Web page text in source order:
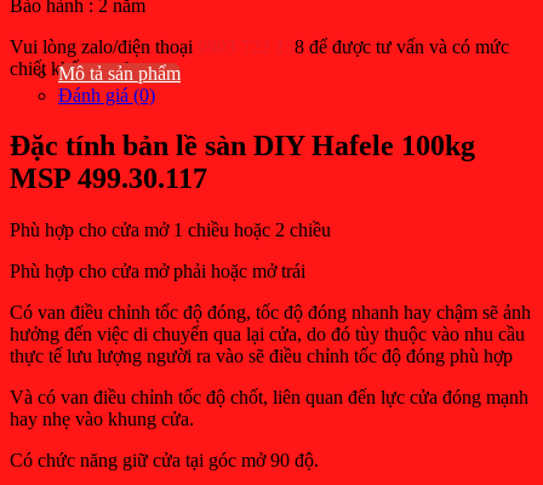
lượng
Bảo hành : 2 năm
Vui lòng zalo/điện thoại
8 để được tư vấn và có mức
chiết khấu cao hơn
Mô tả sản phẩm
Đánh giá (0)
Đặc tính bản lề sàn DIY Hafele 100kg
MSP 499.30.117
Phù hợp cho cửa mở 1 chiều hoặc 2 chiều
Phù hợp cho cửa mở phải hoặc mở trái
Có van điều chỉnh tốc độ đóng, tốc độ đóng nhanh hay chậm sẽ ảnh
hưởng đến việc di chuyển qua lại cửa, do đó tùy thuộc vào nhu cầu
thực tế lưu lượng người ra vào sẽ điều chỉnh tốc độ đóng phù hợp
Và có van điều chỉnh tốc độ chốt, liên quan đến lực cửa đóng mạnh
hay nhẹ vào khung cửa.
Có chức năng giữ cửa tại góc mở 90 độ.